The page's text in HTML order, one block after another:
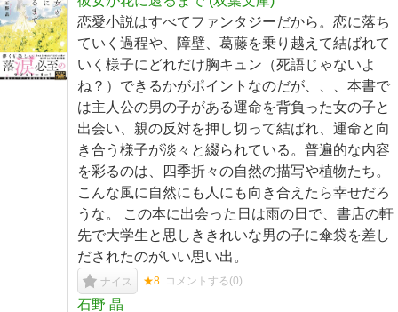
恋愛小説はすべてファンタジーだから。恋に落ち
ていく過程や、障壁、葛藤を乗り越えて結ばれて
いく様子にどれだけ胸キュン（死語じゃないよ
ね？）できるかがポイントなのだが、、、本書で
は主人公の男の子がある運命を背負った女の子と
出会い、親の反対を押し切って結ばれ、運命と向
き合う様子が淡々と綴られている。普遍的な内容
を彩るのは、四季折々の自然の描写や植物たち。
こんな風に自然にも人にも向き合えたら幸せだろ
うな。 この本に出会った日は雨の日で、書店の軒
先で大学生と思しききれいな男の子に傘袋を差し
だされたのがいい思い出。
ナイス ★8 コメントする(0)
石野 晶